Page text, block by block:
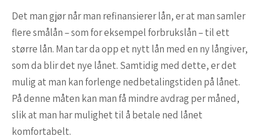
Det man gjør når man refinansierer lån, er at man samler
flere smålån – som for eksempel forbrukslån – til ett
større lån. Man tar da opp et nytt lån med en ny långiver,
som da blir det nye lånet. Samtidig med dette, er det
mulig at man kan forlenge nedbetalingstiden på lånet.
På denne måten kan man få mindre avdrag per måned,
slik at man har mulighet til å betale ned lånet
komfortabelt.